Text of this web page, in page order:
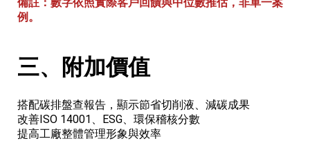
例。
三、附加價值
搭配碳排盤查報告，顯示節省切削液、減碳成果
改善ISO 14001、ESG、環保稽核分數
提高工廠整體管理形象與效率